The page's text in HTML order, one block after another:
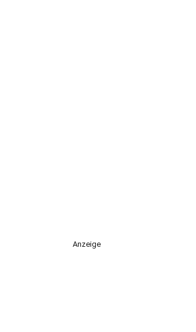
Anzeige